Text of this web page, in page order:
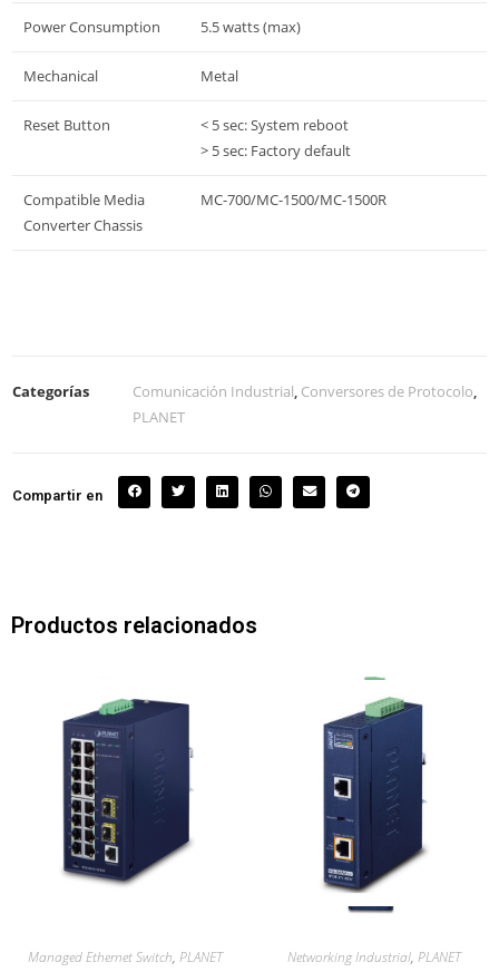
Power Consumption 5.5 watts (max)
Mechanical Metal
Reset Button
< 5 sec: System reboot
> 5 sec: Factory default
Compatible Media
Converter Chassis
MC-700/MC-1500/MC-1500R
Categorías Comunicación Industrial, Conversores de Protocolo,
PLANET
Compartir en
Productos relacionados
Managed Ethernet Switch, PLANET Networking Industrial, PLANET